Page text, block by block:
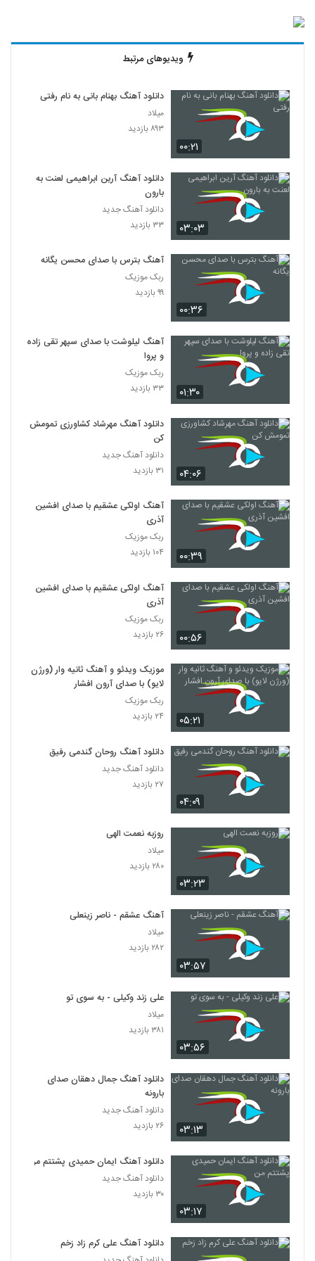
ویدیوهای مرتبط
۰۰:۲۱
دانلود آهنگ بهنام بانی به نام رفتی
میلاد
۸۹۳ بازدید
۰۳:۰۳
دانلود آهنگ آرین ابراهیمی لعنت به
بارون
دانلود آهنگ جدید
۳۳ بازدید
۰۰:۳۶
آهنگ بترس با صدای محسن یگانه
ربک موزیک
۹۹ بازدید
۰۱:۳۰
آهنگ لیلوشت با صدای سپهر تقی زاده
و پروا
ربک موزیک
۳۳ بازدید
۰۴:۰۶
دانلود آهنگ مهرشاد کشاورزی تمومش
کن
دانلود آهنگ جدید
۳۱ بازدید
۰۰:۳۹
آهنگ اولکی عشقیم با صدای افشین
آذری
ربک موزیک
۱۰۴ بازدید
۰۰:۵۶
آهنگ اولکی عشقیم با صدای افشین
آذری
ربک موزیک
۲۶ بازدید
۰۵:۲۱
موزیک ویدئو و آهنگ ثانیه وار (ورژن
لایو) با صدای آرون افشار
ربک موزیک
۲۴ بازدید
۰۴:۰۹
دانلود آهنگ روحان گندمی رفیق
دانلود آهنگ جدید
۲۷ بازدید
۰۳:۲۳
روزبه نعمت الهی
میلاد
۲۸۰ بازدید
۰۳:۵۷
آهنگ عشقم - ناصر زینعلی
میلاد
۲۸۲ بازدید
۰۳:۵۶
علی زند وکیلی - به سوی تو
میلاد
۳۸۱ بازدید
۰۳:۱۳
دانلود آهنگ جمال دهقان صدای
بارونه
دانلود آهنگ جدید
۲۶ بازدید
۰۳:۱۷
دانلود آهنگ ایمان حمیدی پشتتم من
دانلود آهنگ جدید
۳۰ بازدید
دانلود آهنگ علی کرم زاد زخم